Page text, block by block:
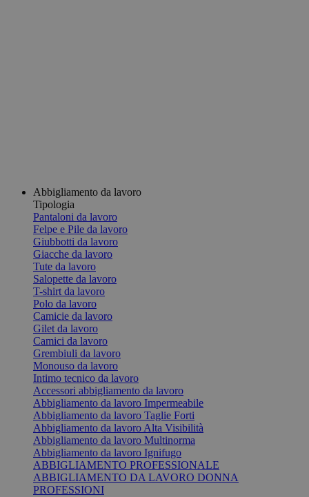
Abbigliamento da lavoro
Tipologia
Pantaloni da lavoro
Felpe e Pile da lavoro
Giubbotti da lavoro
Giacche da lavoro
Tute da lavoro
Salopette da lavoro
T-shirt da lavoro
Polo da lavoro
Camicie da lavoro
Gilet da lavoro
Camici da lavoro
Grembiuli da lavoro
Monouso da lavoro
Intimo tecnico da lavoro
Accessori abbigliamento da lavoro
Abbigliamento da lavoro Impermeabile
Abbigliamento da lavoro Taglie Forti
Abbigliamento da lavoro Alta Visibilità
Abbigliamento da lavoro Multinorma
Abbigliamento da lavoro Ignifugo
ABBIGLIAMENTO PROFESSIONALE
ABBIGLIAMENTO DA LAVORO DONNA
PROFESSIONI